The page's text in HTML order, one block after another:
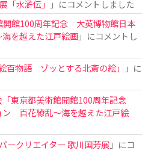
「水滸伝」
」にコメントしました
開館100周年記念 大英博物館日本
を越えた江戸絵画」にコメントし
百物語 ゾッとする北斎の絵」
」に
「東京都美術館開館100周年記念
ン 百花繚乱〜海を越えた江戸絵
ークリエイター 歌川国芳展 」にコ